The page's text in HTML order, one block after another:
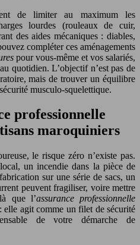
de limiter au maximum les
lourdes (rouleaux de cuir,
des aides mécaniques : diables,
compléter ces aménagements
pour vous-même et vos salariés,
quotidien. L’objectif n’est pas de
mais de trouver un équilibre
musculo-squelettique.
professionnelle
maroquiniers
le risque zéro n’existe pas.
un incendie dans la pièce de
sur une série de sacs, un
peuvent fragiliser, voire mettre
que l’assurance professionnelle
elle agit comme un filet de sécurité
de votre démarche de